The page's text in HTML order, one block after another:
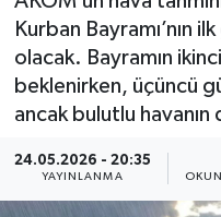
Kurban Bayramı’nın
olacak. Bayramın
beklenirken, üçüncü
ancak bulutlu
24.05.2026 - 20:35
YAYINLANMA
MAGAZİN
KÜLTÜR SANAT
SAĞLIK
BİLİM VE
Son Dakika
Haber Arşivi